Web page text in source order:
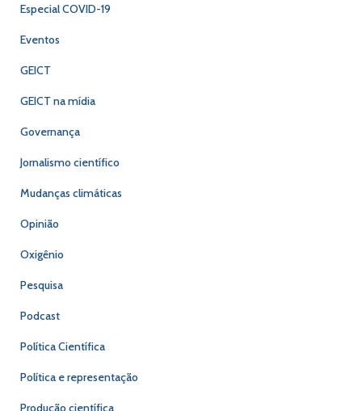
Especial COVID-19
Eventos
GEICT
GEICT na mídia
Governança
Jornalismo científico
Mudanças climáticas
Opinião
Oxigênio
Pesquisa
Podcast
Política Científica
Política e representação
Produção científica